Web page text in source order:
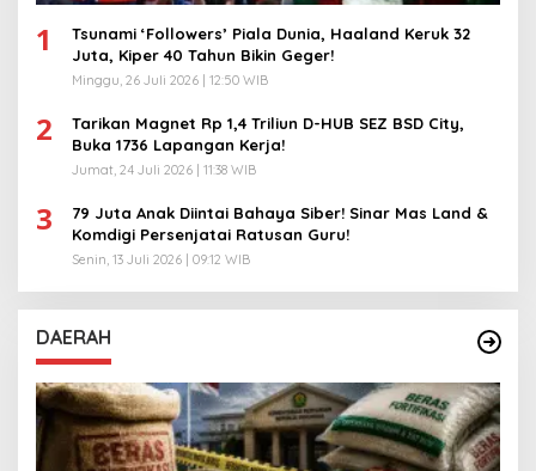
1
Tsunami ‘Followers’ Piala Dunia, Haaland Keruk 32
Juta, Kiper 40 Tahun Bikin Geger!
Minggu, 26 Juli 2026 | 12:50 WIB
2
Tarikan Magnet Rp 1,4 Triliun D-HUB SEZ BSD City,
Buka 1736 Lapangan Kerja!
Jumat, 24 Juli 2026 | 11:38 WIB
3
79 Juta Anak Diintai Bahaya Siber! Sinar Mas Land &
Komdigi Persenjatai Ratusan Guru!
Senin, 13 Juli 2026 | 09:12 WIB
DAERAH